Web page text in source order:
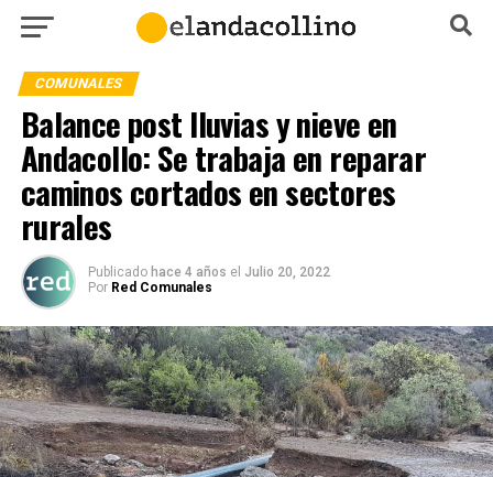
COMUNALES
Balance post lluvias y nieve en
Andacollo: Se trabaja en reparar
caminos cortados en sectores
rurales
Publicado hace 4 años el Julio 20, 2022
Por Red Comunales